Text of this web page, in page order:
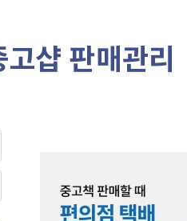
고샵 판매관리